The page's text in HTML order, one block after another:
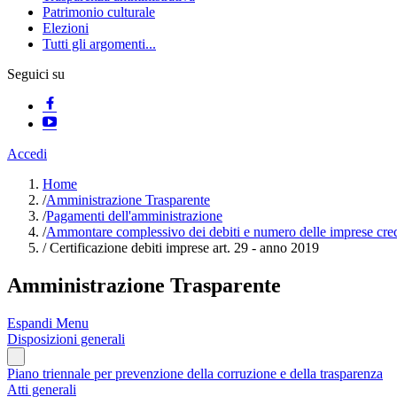
Patrimonio culturale
Elezioni
Tutti gli argomenti...
Seguici su
Accedi
Home
/Amministrazione Trasparente
/Pagamenti dell'amministrazione
/Ammontare complessivo dei debiti e numero delle imprese
/Certificazione debiti imprese art. 29 - anno 2019
Amministrazione Trasparente
Espandi Menu
Disposizioni generali
Piano triennale per prevenzione della corruzione e della trasparenza
Atti generali